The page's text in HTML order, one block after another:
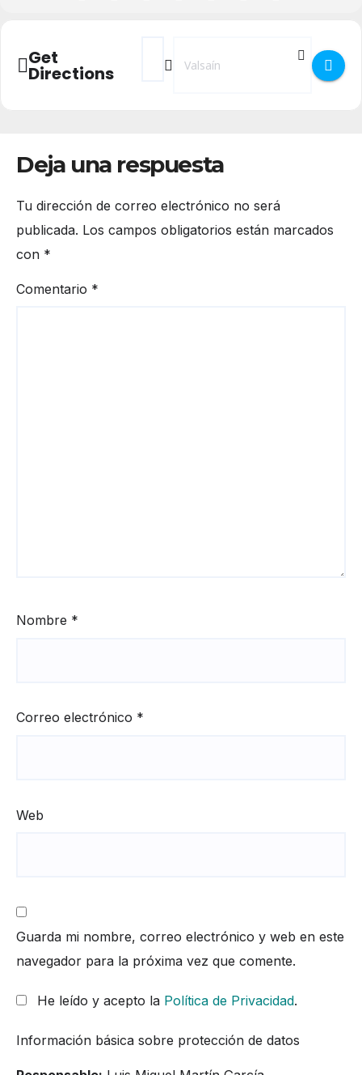
Get
Directions
Address - Rutas por la Naturaleza []
Destination Address - Rutas por la
Deja una respuesta
Tu dirección de correo electrónico no será
publicada. Los campos obligatorios están marcados
con *
Comentario *
Nombre *
Correo electrónico *
Web
Guarda mi nombre, correo electrónico y web en este
navegador para la próxima vez que comente.
He leído y acepto la Política de Privacidad.
Información básica sobre protección de datos